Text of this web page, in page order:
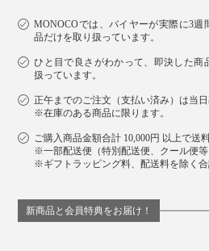
MONOCOでは、バイヤーが実際に3
品だけを取り扱っています。
ひと目で良さがわかって、即決した商
扱っています。
正午までのご注文（支払い済み）は当日
※在庫のある商品に限ります。
ご購入商品金額合計 10,000円 以上で送
※一部配送便（特別配送便、クール便等
※ギフトラッピング料、配送料を除く
新商品と会員特典をお届け！